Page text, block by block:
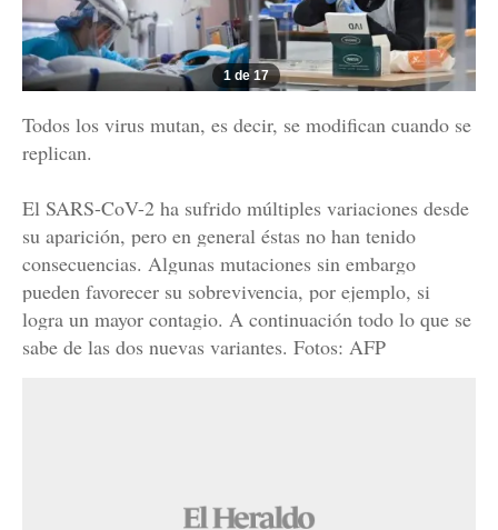
1 de 17
Todos los virus mutan, es decir, se modifican cuando se
replican.
El SARS-CoV-2 ha sufrido múltiples variaciones desde
su aparición, pero en general éstas no han tenido
consecuencias. Algunas mutaciones sin embargo
pueden favorecer su sobrevivencia, por ejemplo, si
logra un mayor contagio. A continuación todo lo que se
sabe de las dos nuevas variantes. Fotos: AFP